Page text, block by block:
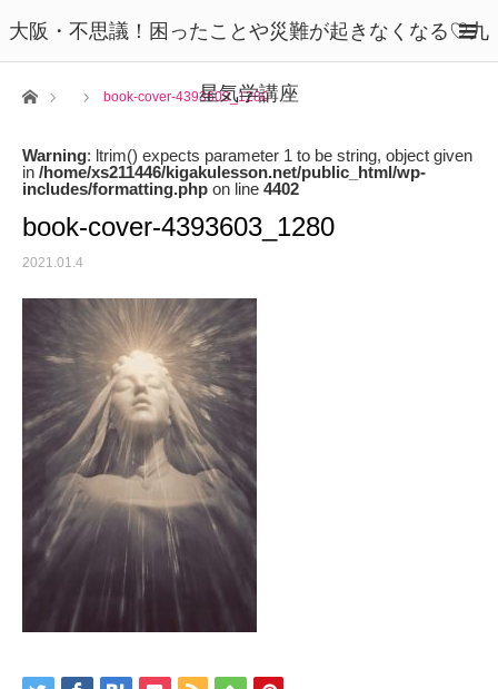
大阪・不思議！困ったことや災難が起きなくなる♡九
星気学講座
ホーム book-cover-4393603_1280
Warning: ltrim() expects parameter 1 to be string, object given
in /home/xs211446/kigakulesson.net/public_html/wp-
includes/formatting.php on line 4402
book-cover-4393603_1280
2021.01.4